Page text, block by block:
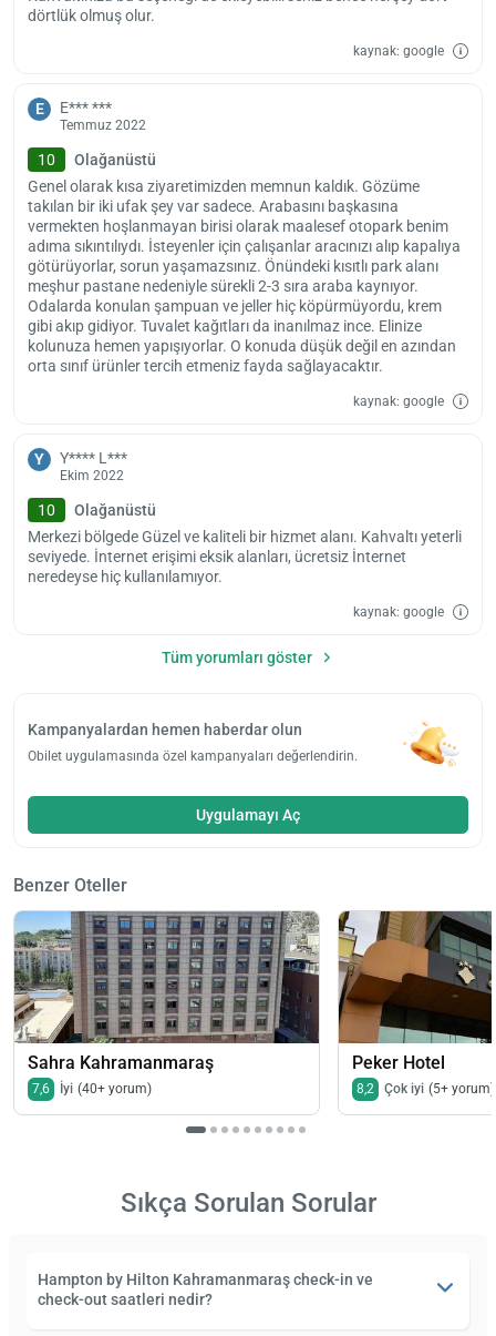
uzaklıkta bulunuyor. Uçakla ulaşım sağlamak isteyenler için ise
misafirlerine belli bir ücret karşılığında havaalanına servis hizmeti
sunuyor.
Tesise saat 14.00 ve sonrasında giriş yapabilirsiniz. Otelden çıkarken
de en geç saat 12.00'de ayrılmanız gerekiyor. Otelde evcil hayvanların
barınmasına izin verilmiyor.
dörtlük olmuş olur.
kaynak: google
E E*** ***
Temmuz 2022
10
Olağanüstü
Genel olarak kısa ziyaretimizden memnun kaldık. Gözüme
takılan bir iki ufak şey var sadece. Arabasını başkasına
vermekten hoşlanmayan birisi olarak maalesef otopark benim
adıma sıkıntılıydı. İsteyenler için çalışanlar aracınızı alıp kapalıya
götürüyorlar, sorun yaşamazsınız. Önündeki kısıtlı park alanı
meşhur pastane nedeniyle sürekli 2-3 sıra araba kaynıyor.
Odalarda konulan şampuan ve jeller hiç köpürmüyordu, krem
gibi akıp gidiyor. Tuvalet kağıtları da inanılmaz ince. Elinize
kolunuza hemen yapışıyorlar. O konuda düşük değil en azından
orta sınıf ürünler tercih etmeniz fayda sağlayacaktır.
kaynak: google
Y Y**** L***
Ekim 2022
10
Olağanüstü
Merkezi bölgede Güzel ve kaliteli bir hizmet alanı. Kahvaltı yeterli
seviyede. İnternet erişimi eksik alanları, ücretsiz İnternet
neredeyse hiç kullanılamıyor.
kaynak: google
Tüm yorumları göster
Kampanyalardan hemen haberdar olun
Obilet uygulamasında özel kampanyaları değerlendirin.
Uygulamayı Aç
Benzer Oteller
Sahra Kahramanmaraş
7,6 İyi (40+ yorum)
Peker Hotel
8,2 Çok iyi (5+ yorum)
Sıkça Sorulan Sorular
Hampton by Hilton Kahramanmaraş check-in ve
check-out saatleri nedir?